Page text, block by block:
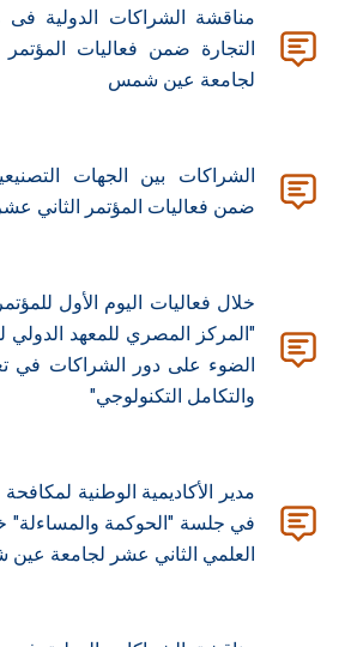
مناقشة الشراكات الدولية فى
التجارة ضمن فعاليات
لجامعة عين شمس
الشراكات بين الجهات
ضمن فعاليات المؤتمر الثاني
خلال فعاليات اليوم الأول
"المركز المصري للمعهد الدولي
الضوء على دور الشراكات في
والتكامل التكنولوجي"
مدير الأكاديمية الوطنية
في جلسة "الحوكمة والمساءلة"
العلمي الثاني عشر لجامعة